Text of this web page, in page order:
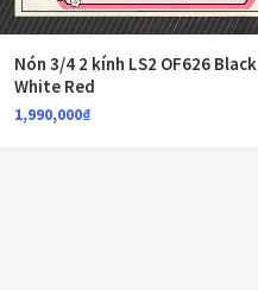
(1)
(2)
Nón 3/4 2 kính LS2 OF626 Black
White Red
1,990,000₫